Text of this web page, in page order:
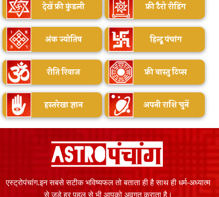
देखें फ्री कुंडली फ्री टैरो रीडिंग
अंक ज्योतिष हिन्दू पंचांग
रीति रिवाज फ्री वास्तु टिप्स
हस्तरेखा ज्ञान अपनी राशि चुनें
एस्ट्रोपंचांग.इन सबसे सटीक भविष्यफल तो बताता ही है साथ ही धर्म-अध्यात्म
से जुड़े हर पहलू से भी आपको अवगत कराता है।